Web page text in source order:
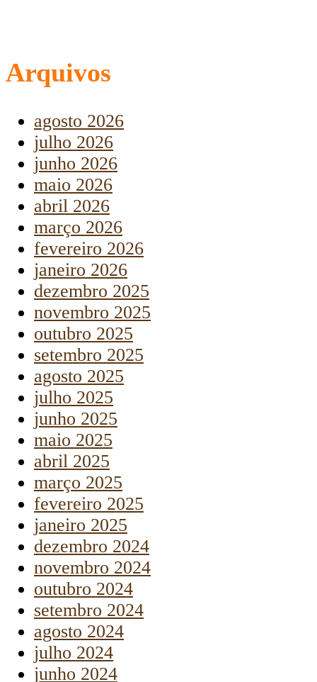
Arquivos
agosto 2026
julho 2026
junho 2026
maio 2026
abril 2026
março 2026
fevereiro 2026
janeiro 2026
dezembro 2025
novembro 2025
outubro 2025
setembro 2025
agosto 2025
julho 2025
junho 2025
maio 2025
abril 2025
março 2025
fevereiro 2025
janeiro 2025
dezembro 2024
novembro 2024
outubro 2024
setembro 2024
agosto 2024
julho 2024
junho 2024